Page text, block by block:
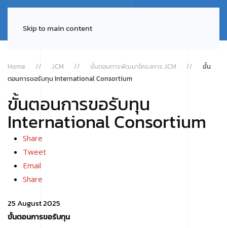
Skip to main content
Home JCM ขั้นตอนการพัฒนาโครงการ JCM
ขั้น
ตอนการขอรับทุน International Consortium
ขั้นตอนการขอรับทุน
International Consortium
Share
Tweet
Email
Share
25 August 2025
ขั้นตอนการขอรับทุน